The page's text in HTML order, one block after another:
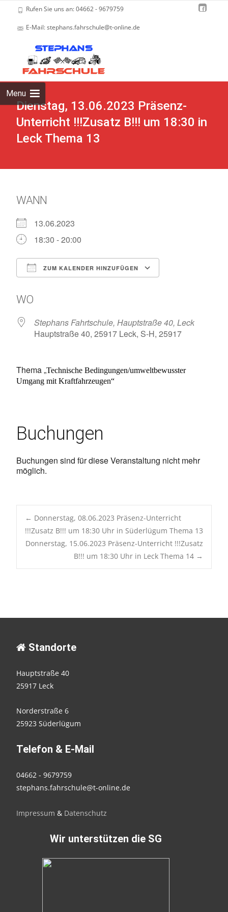
Rufen Sie uns an: 04662 - 9679759
E-Mail: stephans.fahrschule@t-online.de
Menu
Dienstag, 13.06.2023 Präsenz-
Unterricht !!!Zusatz B!!! um 18:30 in
Leck Thema 13
WANN
13.06.2023
18:30 - 20:00
ZUM KALENDER HINZUFÜGEN
WO
Stephans Fahrtschule, Hauptstraße 40, Leck
Hauptstraße 40, 25917 Leck, S-H, 25917
Thema „Technische Bedingungen/umweltbewusster
Umgang mit Kraftfahrzeugen“
Buchungen
Buchungen sind für diese Veranstaltung nicht mehr
möglich.
Post
navigation
← Donnerstag, 08.06.2023 Präsenz-Unterricht
!!!Zusatz B!!! um 18:30 Uhr in Süderlügum Thema 13
Donnerstag, 15.06.2023 Präsenz-Unterricht !!!Zusatz
B!!! um 18:30 Uhr in Leck Thema 14 →
Standorte
Hauptstraße 40
25917 Leck
Norderstraße 6
25923 Süderlügum
Telefon & E-Mail
04662 - 9679759
stephans.fahrschule@t-online.de
Impressum & Datenschutz
Wir unterstützen die SG